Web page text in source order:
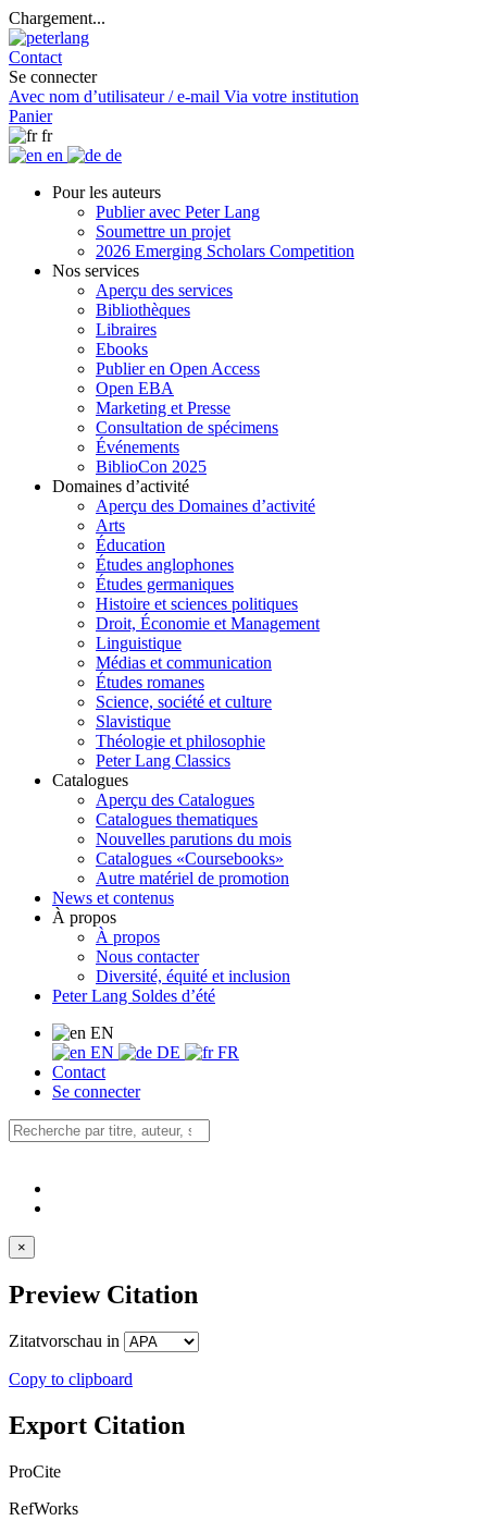
Chargement...
Contact
Se connecter
Avec nom d’utilisateur / e-mail Via votre institution
Panier
fr
en
de
Pour les auteurs
Publier avec Peter Lang
Soumettre un projet
2026 Emerging Scholars Competition
Nos services
Aperçu des services
Bibliothèques
Libraires
Ebooks
Publier en Open Access
Open EBA
Marketing et Presse
Consultation de spécimens
Événements
BiblioCon 2025
Domaines d’activité
Aperçu des Domaines d’activité
Arts
Éducation
Études anglophones
Études germaniques
Histoire et sciences politiques
Droit, Économie et Management
Linguistique
Médias et communication
Études romanes
Science, société et culture
Slavistique
Théologie et philosophie
Peter Lang Classics
Catalogues
Aperçu des Catalogues
Catalogues thematiques
Nouvelles parutions du mois
Catalogues «Coursebooks»
Autre matériel de promotion
News et contenus
À propos
À propos
Nous contacter
Diversité, équité et inclusion
Peter Lang Soldes d’été
EN
EN
DE
FR
Contact
Se connecter
×
Preview Citation
Zitatvorschau in
Copy to clipboard
Export Citation
ProCite
RefWorks